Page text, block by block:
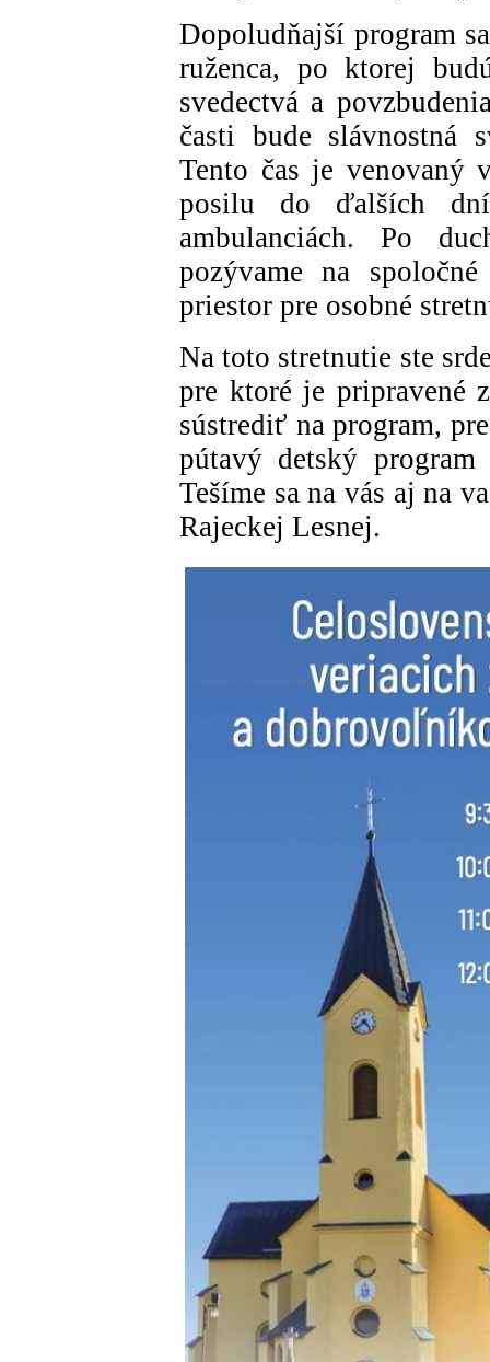
Dopoludňajší program
ruženca, po ktorej
svedectvá a
časti bude slávnostná
Tento čas je venovaný
posilu do ďalších
ambulanciách. Po
pozývame na
priestor pre osobné
Na toto stretnutie ste
pre ktoré je pripravené
sústrediť na program,
pútavý detský
Tešíme sa na vás aj na
Rajeckej Lesnej.